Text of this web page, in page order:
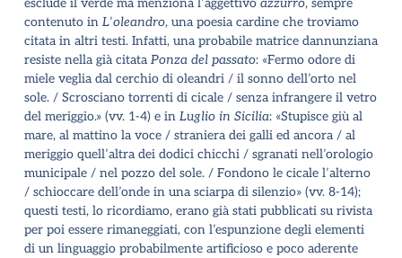
contenuto in L’oleandro, una poesia cardine che troviamo
citata in altri testi. Infatti, una probabile matrice dannunziana
resiste nella già citata Ponza del passato: «Fermo odore di
miele veglia dal cerchio di oleandri / il sonno dell’orto nel
sole. / Scrosciano torrenti di cicale / senza infrangere il vetro
del meriggio.» (vv. 1-4) e in Luglio in Sicilia: «Stupisce giù al
mare, al mattino la voce / straniera dei galli ed ancora / al
meriggio quell’altra dei dodici chicchi / sgranati nell’orologio
municipale / nel pozzo del sole. / Fondono le cicale l’alterno
/ schioccare dell’onde in una sciarpa di silenzio» (vv. 8-14);
questi testi, lo ricordiamo, erano già stati pubblicati su rivista
per poi essere rimaneggiati, con l’espunzione degli elementi
di un linguaggio probabilmente artificioso e poco aderente